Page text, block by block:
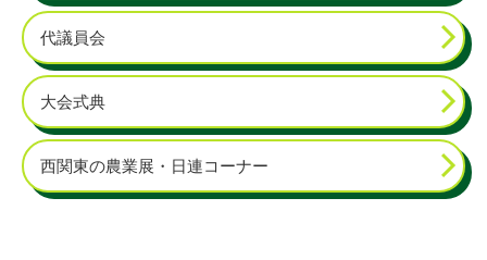
代議員会
大会式典
西関東の農業展・日連コーナー